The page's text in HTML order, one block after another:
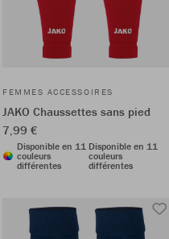
FEMMES ACCESSOIRES
JAKO Chaussettes sans pied
7,99 €
Disponible en 11
couleurs
différentes
Disponible en 11
couleurs
différentes